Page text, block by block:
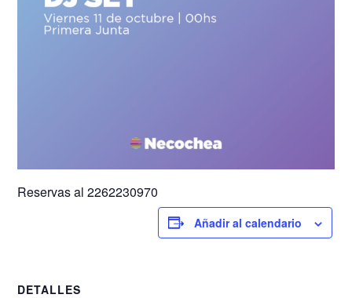
Reservas al 2262230970
Añadir al calendario
DETALLES